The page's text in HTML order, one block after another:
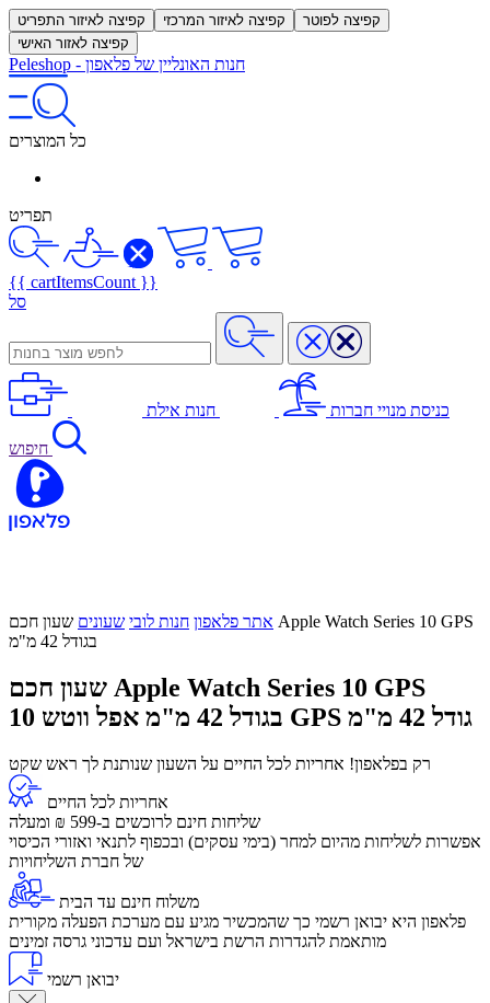
קפיצה לאיזור התפריט קפיצה לאיזור המרכזי
קפיצה לפוטר
קפיצה לאזור האישי
Peleshop - חנות האונליין של פלאפון
כל המוצרים
תפריט
{{ cartItemsCount }}
סל
כניסת מנויי חברות חנות אילת
חיפוש
אתר פלאפון חנות לובי שעונים שעון חכם Apple Watch Series 10 GPS
בגודל 42 מ"מ
שעון חכם Apple Watch Series 10 GPS
בגודל 42 מ"מ
אפל ווטש 10 GPS גודל 42 מ"מ
רק בפלאפון! אחריות לכל החיים על השעון שנותנת לך ראש שקט
אחריות לכל החיים
שליחות חינם לרוכשים ב-599 ₪ ומעלה
​אפשרות לשליחות מהיום למחר (בימי עסקים) ובכפוף לתנאי ואזורי הכיסוי
של חברת השליחויות
משלוח חינם עד הבית
פלאפון היא יבואן רשמי כך שהמכשיר מגיע עם מערכת הפעלה מקורית
מותאמת להגדרות הרשת בישראל ועם עדכוני גרסה זמינים
יבואן רשמי